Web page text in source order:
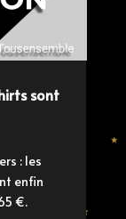
sont
: les
enfin
€.